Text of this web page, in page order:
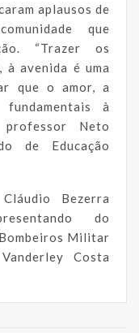
aplausos de
que
“Trazer os
à avenida é uma
que o amor, a
à
Neto
de Educação
Bezerra
do
Militar
Costa